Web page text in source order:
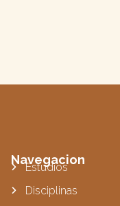
Navegacion
Estudios
Disciplinas